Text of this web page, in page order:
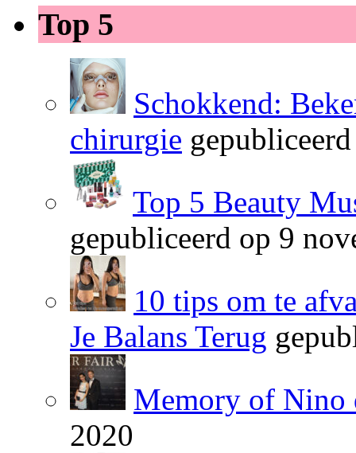
Top 5
Schokkend:
chirurgie
Top 5 Beauty
gepubliceerd op 9
10 tips om te
Je Balans Terug
Memory of Nino
2020